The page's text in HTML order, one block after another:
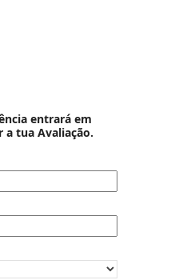
entrará em
a tua Avaliação.